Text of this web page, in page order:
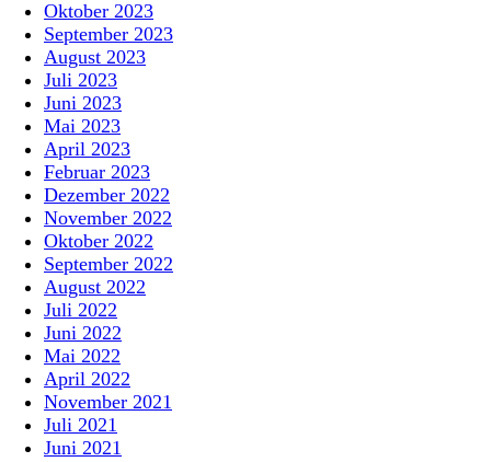
Oktober 2023
September 2023
August 2023
Juli 2023
Juni 2023
Mai 2023
April 2023
Februar 2023
Dezember 2022
November 2022
Oktober 2022
September 2022
August 2022
Juli 2022
Juni 2022
Mai 2022
April 2022
November 2021
Juli 2021
Juni 2021